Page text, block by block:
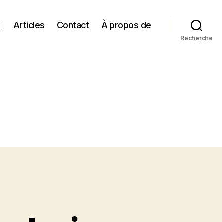
Articles Contact À propos de
Recherche